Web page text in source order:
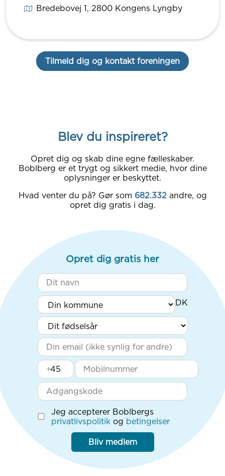
Bredebovej 1, 2800Kongens Lyngby
Tilmeld dig og kontakt foreningen
Blev du inspireret?
Opret dig og skab dine egne fælleskaber.
Boblberg er et trygt og sikkert medie, hvor dine
oplysninger er beskyttet.
Hvad venter du på? Gør som 682.332 andre, og
opret dig gratis i dag.
Opret dig gratis her
+
Jeg accepterer Boblbergs
privatlivspolitik og betingelser
Bliv medlem